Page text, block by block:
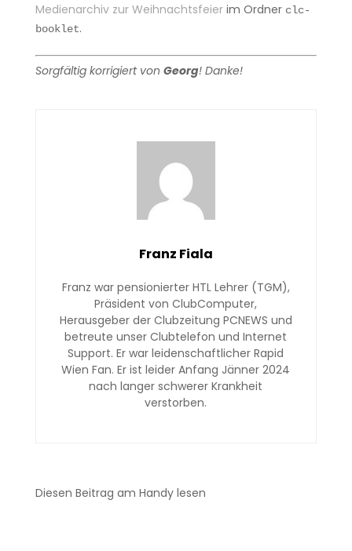
Medienarchiv zur Weihnachtsfeierim Ordner clc-
booklet.
Sorgfältig korrigiert von Georg! Danke!
Franz Fiala
Franz war pensionierter HTL Lehrer (TGM),
Präsident von ClubComputer,
Herausgeber der Clubzeitung PCNEWS und
betreute unser Clubtelefon und Internet
Support. Er war leidenschaftlicher Rapid
Wien Fan. Er ist leider Anfang Jänner 2024
nach langer schwerer Krankheit
verstorben.
Diesen Beitrag am Handy lesen